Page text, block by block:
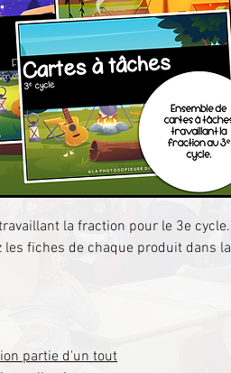
la fraction pour le 3e
fiches de chaque produit dans
partie d'un tout